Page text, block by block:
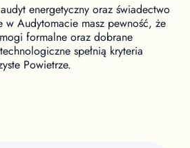
energetyczny oraz świadectwo
w Audytomacie masz pewność, że
formalne oraz dobrane
spełnią kryteria
Powietrze.